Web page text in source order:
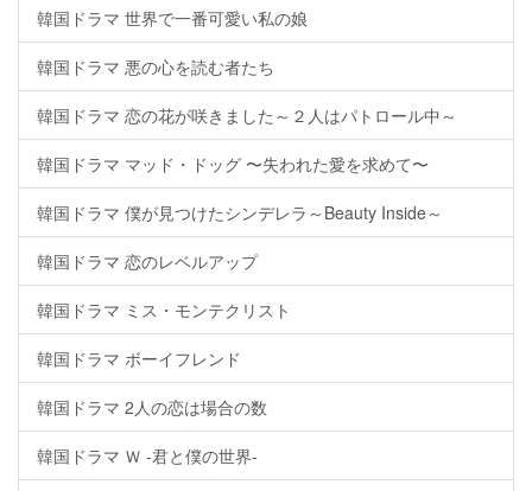
韓国ドラマ 世界で一番可愛い私の娘
韓国ドラマ 悪の心を読む者たち
韓国ドラマ 恋の花が咲きました～２人はパトロール中～
韓国ドラマ マッド・ドッグ 〜失われた愛を求めて〜
韓国ドラマ 僕が見つけたシンデレラ～Beauty Inside～
韓国ドラマ 恋のレベルアップ
韓国ドラマ ミス・モンテクリスト
韓国ドラマ ボーイフレンド
韓国ドラマ 2人の恋は場合の数
韓国ドラマ Ｗ -君と僕の世界-